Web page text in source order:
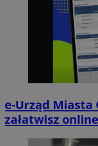
e-Urząd Miasta
załatwisz online